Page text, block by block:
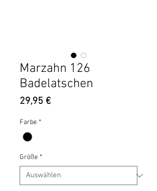
Marzahn 126
Badelatschen
29,95 €Preis
Farbe *
Größe *